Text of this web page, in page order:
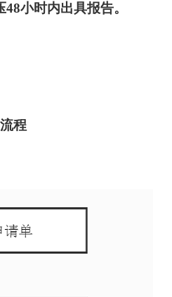
48小时内出具报告。
程